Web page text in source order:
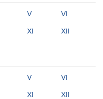
V VI
XI XII
V VI
XI XII